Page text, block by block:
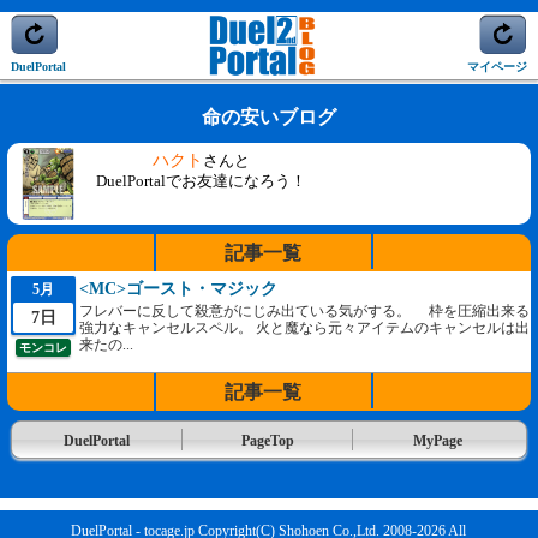
DuelPortal マイページ
命の安いブログ
ハクト さんと
DuelPortalでお友達になろう！
記事一覧
5月
7日
モンコレ
<MC>ゴースト・マジック
フレバーに反して殺意がにじみ出ている気がする。 枠を圧縮出来る
強力なキャンセルスペル。 火と魔なら元々アイテムのキャンセルは出
来たの...
記事一覧
DuelPortal PageTop MyPage
DuelPortal - tocage.jp Copyright(C) Shohoen Co.,Ltd. 2008-2026 All